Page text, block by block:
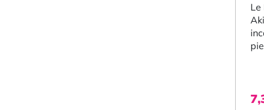
Le